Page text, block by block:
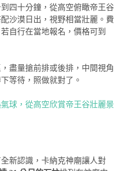
四十分鐘，從高空俯瞰帝王谷
沙漠日出，視野相當壯麗。費
自行在當地報名，價格可到
盡量搶前排或後排，中間視角
等待，照做就對了。
球，從高空欣賞帝王谷壯麗景
新認識，卡納克神廟讓人對